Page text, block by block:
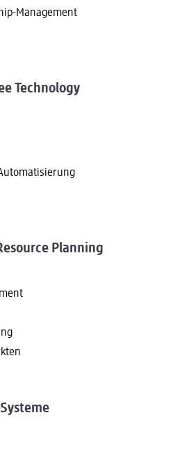
Management
Technology
Planning